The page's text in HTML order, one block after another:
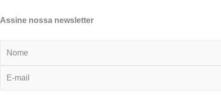
Assine nossa newsletter